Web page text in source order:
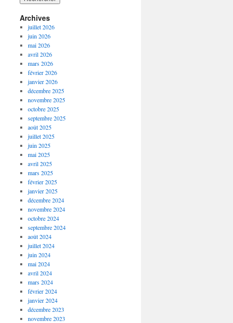
Archives
juillet 2026
juin 2026
mai 2026
avril 2026
mars 2026
février 2026
janvier 2026
décembre 2025
novembre 2025
octobre 2025
septembre 2025
août 2025
juillet 2025
juin 2025
mai 2025
avril 2025
mars 2025
février 2025
janvier 2025
décembre 2024
novembre 2024
octobre 2024
septembre 2024
août 2024
juillet 2024
juin 2024
mai 2024
avril 2024
mars 2024
février 2024
janvier 2024
décembre 2023
novembre 2023